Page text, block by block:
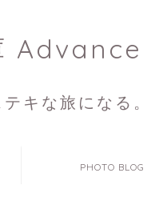
Advance
キな旅になる。
PHOTO BLOG